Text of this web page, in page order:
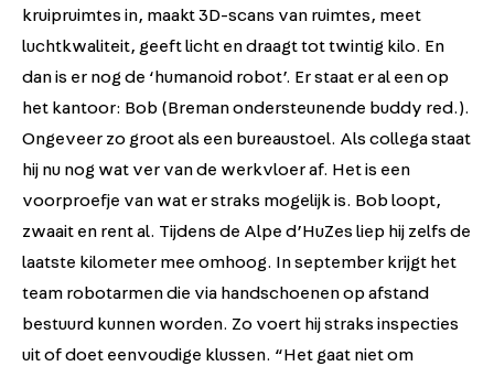
kruipruimtes in, maakt 3D-scans van ruimtes, meet
luchtkwaliteit, geeft licht en draagt tot twintig kilo. En
dan is er nog de ‘humanoid robot’. Er staat er al een op
het kantoor: Bob (Breman ondersteunende buddy red.).
Ongeveer zo groot als een bureaustoel. Als collega staat
hij nu nog wat ver van de werkvloer af. Het is een
voorproefje van wat er straks mogelijk is. Bob loopt,
zwaait en rent al. Tijdens de Alpe d’HuZes liep hij zelfs de
laatste kilometer mee omhoog. In september krijgt het
team robotarmen die via handschoenen op afstand
bestuurd kunnen worden. Zo voert hij straks inspecties
uit of doet eenvoudige klussen. “Het gaat niet om